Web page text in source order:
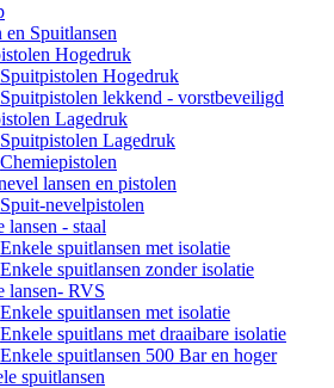
en Spuitlansen
Hogedruk
Spuitpistolen Hogedruk
Spuitpistolen lekkend - vorstbeveiligd
Lagedruk
Spuitpistolen Lagedruk
Chemiepistolen
lansen en pistolen
Spuit-nevelpistolen
lansen - staal
Enkele spuitlansen met isolatie
Enkele spuitlansen zonder isolatie
lansen- RVS
Enkele spuitlansen met isolatie
Enkele spuitlans met draaibare isolatie
Enkele spuitlansen 500 Bar en hoger
spuitlansen